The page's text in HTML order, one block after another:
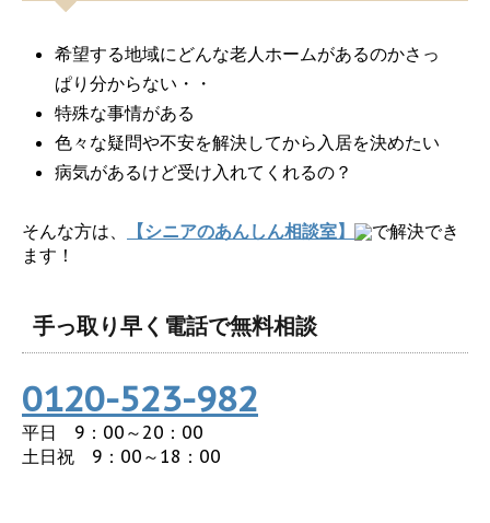
希望する地域にどんな老人ホームがあるのかさっ
ぱり分からない・・
特殊な事情がある
色々な疑問や不安を解決してから入居を決めたい
病気があるけど受け入れてくれるの？
そんな方は、 【シニアのあんしん相談室】
で解決でき
ます！
手っ取り早く電話で無料相談
0120-523-982
平日 9：00～20：00
土日祝 9：00～18：00